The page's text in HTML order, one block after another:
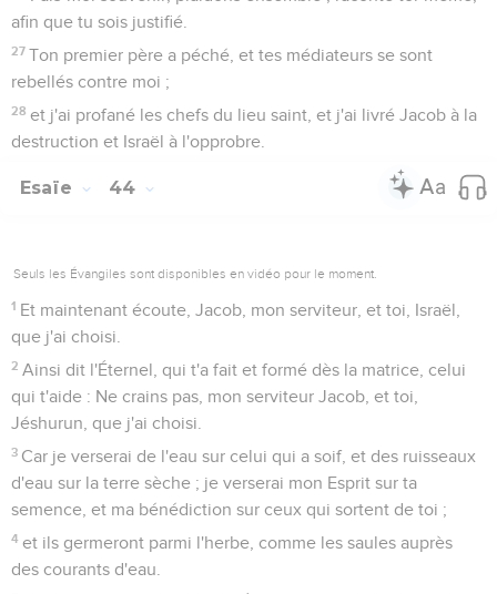
afin que tu sois justifié.
27 Ton premier père a péché, et tes médiateurs se sont
rebellés contre moi ;
28 et j'ai profané les chefs du lieu saint, et j'ai livré Jacob à la
destruction et Israël à l'opprobre.
Esaïe 44
Seuls les Évangiles sont disponibles en vidéo pour le moment.
1 Et maintenant écoute, Jacob, mon serviteur, et toi, Israël,
que j'ai choisi.
2 Ainsi dit l'Éternel, qui t'a fait et formé dès la matrice, celui
qui t'aide : Ne crains pas, mon serviteur Jacob, et toi,
Jéshurun, que j'ai choisi.
3 Car je verserai de l'eau sur celui qui a soif, et des ruisseaux
d'eau sur la terre sèche ; je verserai mon Esprit sur ta
semence, et ma bénédiction sur ceux qui sortent de toi ;
4 et ils germeront parmi l'herbe, comme les saules auprès
des courants d'eau.